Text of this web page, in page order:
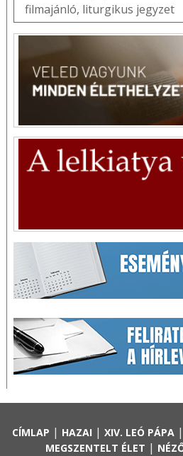
filmajánló, liturgikus jegyzet
CÍMLAP | HAZAI | XIV. LEÓ PÁPA|
MEGSZENTELT ÉLET |